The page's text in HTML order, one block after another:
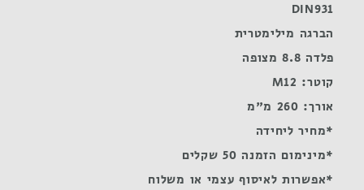
DIN931
הברגה מילימטרית
פלדה 8.8 מצופה
קוטר: M12
אורך: 260 מ"מ
*מחיר ליחידה
*מינימום הזמנה 50 שקלים
*אפשרות לאיסוף עצמי או משלוח